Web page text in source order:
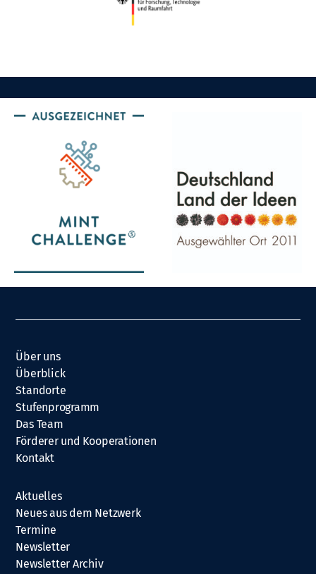
Über uns
Überblick
Standorte
Stufenprogramm
Das Team
Förderer und Kooperationen
Kontakt
Aktuelles
Neues aus dem Netzwerk
Termine
Newsletter
Newsletter Archiv